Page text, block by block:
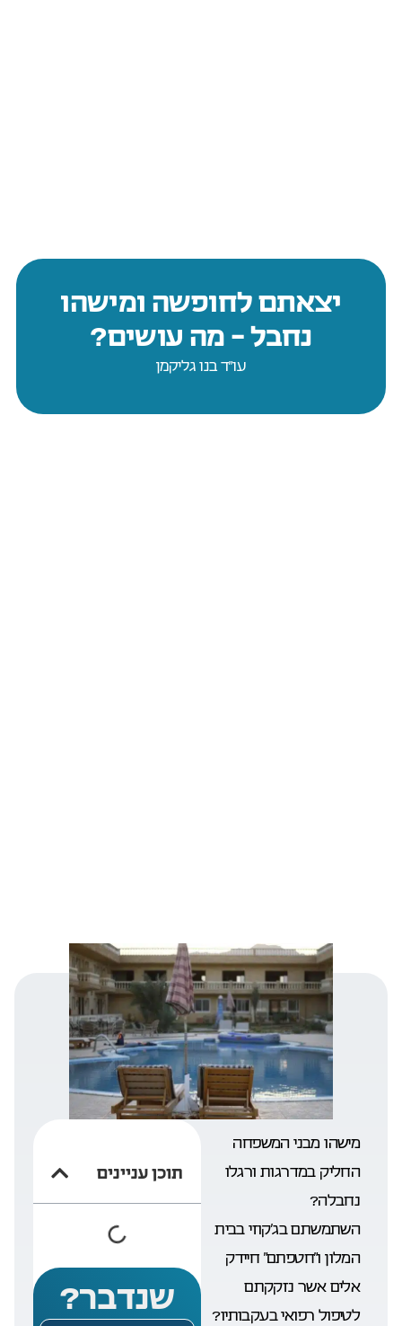
יצאתם לחופשה ומישהו
נחבל – מה עושים?
עו״ד בנו גליקמן
תוכן עניינים
שנדבר?
מישהו מבני המשפחה
החליק במדרגות ורגלו
נחבלה?
השתמשתם בג’קוזי בבית
המלון ו”חטפתם” חיידק
אלים אשר נזקקתם
לטיפול רפואי בעקבותיו?